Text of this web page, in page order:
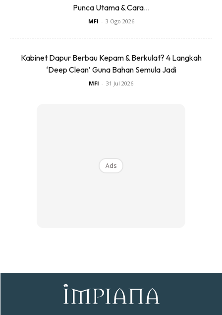
Punca Utama & Cara...
MFI - 3 Ogo 2026
Kabinet Dapur Berbau Kepam & Berkulat? 4 Langkah
‘Deep Clean’ Guna Bahan Semula Jadi
MFI - 31 Jul 2026
Ads